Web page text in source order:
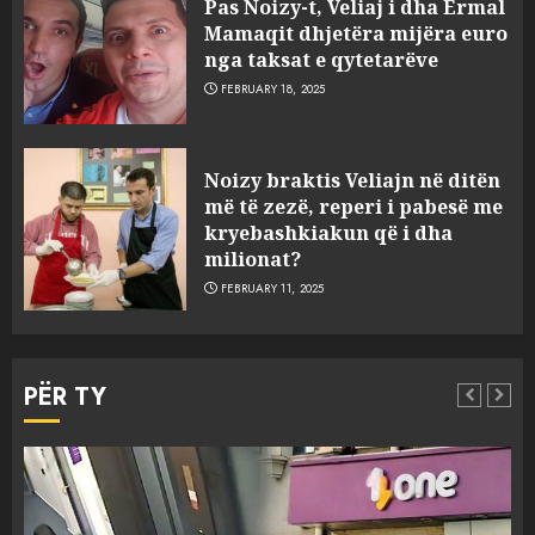
Pas Noizy-t, Veliaj i dha Ermal
Mamaqit dhjetëra mijëra euro
nga taksat e qytetarëve
FEBRUARY 18, 2025
Noizy braktis Veliajn në ditën
më të zezë, reperi i pabesë me
kryebashkiakun që i dha
milionat?
FEBRUARY 11, 2025
PËR TY
4
Mariela dhe Antonela
Berishën
5
ngjau me Talo Çelën”,
dëshmia e Nuredin Dumanit
flet për PERSONAT që e
plagosën!
MARCH 25, 2025
1
pasuri të pajustifikuar
JULY 24, 2025